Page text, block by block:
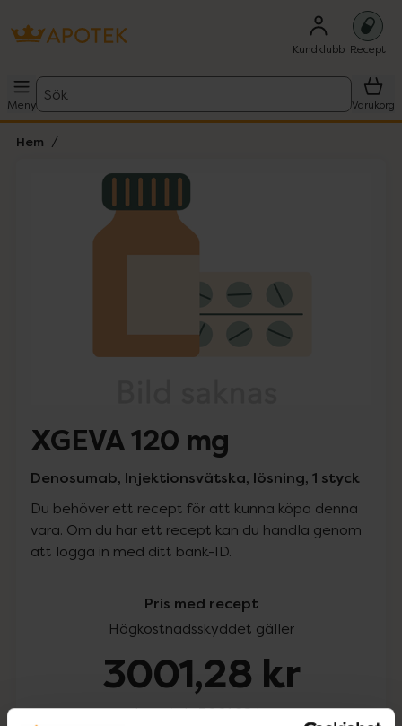
Kundklubb Recept
Meny
Sök
Varukorg
Hem
Lista: . Innehåller 1 objekt.
XGEVA 120 mg
Denosumab, Injektionsvätska, lösning, 1 styck
Du behöver ett recept för att kunna köpa denna
vara. Om du har ett recept kan du handla genom
att logga in med ditt bank-ID.
Pris med recept
Högkostnadsskyddet gäller
3001,28 kr
I apotek:3001,28 kr